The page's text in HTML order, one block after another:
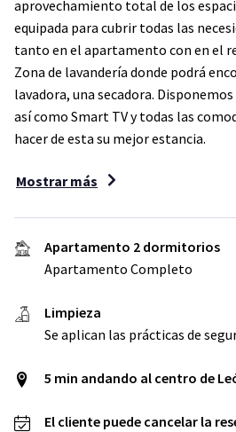
aprovechamiento total de los
equipada para cubrir todas las
tanto en el apartamento con en el
Zona de lavandería donde podrá
lavadora, una secadora.
así como Smart TV y todas las
hacer de esta su mejor estancia.
Mostrar más
Apartamento 2 dormitorios
Apartamento Completo
Limpieza
Se aplican las prácticas de
5 min andando al centro de
El cliente puede cancelar la